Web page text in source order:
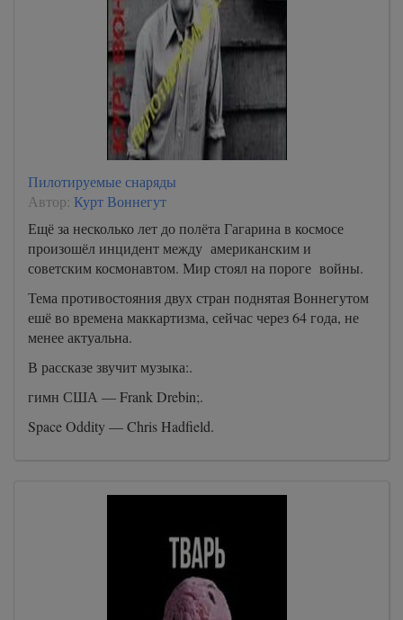
Пилотируемые снаряды
Автор: Курт Воннегут
Ещё за несколько лет до полёта Гагарина в космосе
произошёл инцидент между американским и
советским космонавтом. Мир стоял на пороге войны.
Тема противостояния двух стран поднятая Воннегутом
ешё во времена маккартизма, сейчас через 64 года, не
менее актуальна.
В рассказе звучит музыка:.
гимн США — Frank Drebin;.
Space Oddity — Chris Hadfield.